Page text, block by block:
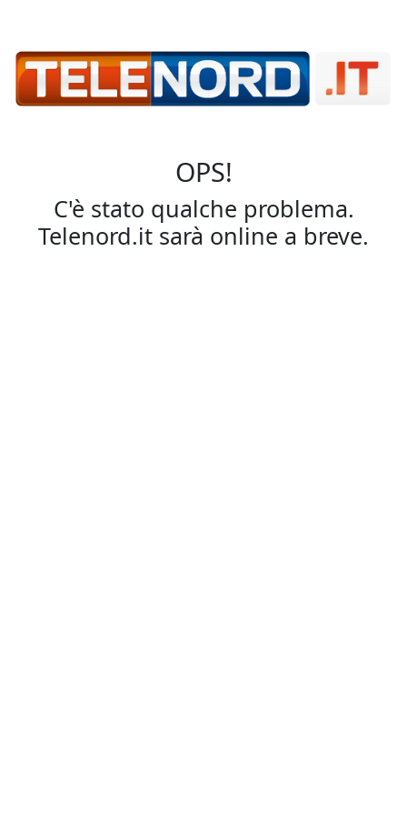
OPS!
C'è stato qualche problema.
Telenord.it sarà online a breve.